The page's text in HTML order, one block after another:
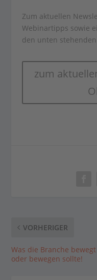
Zum aktuellen
Webinartipps sowie
den unten
zum
VORHERIGER
Was die Branche bewegt
oder bewegen sollte!